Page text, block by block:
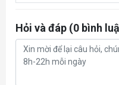
Hỏi và đáp (0 bình